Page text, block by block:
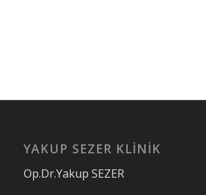
YAKUP SEZER KLINIK
Op.Dr.Yakup SEZER